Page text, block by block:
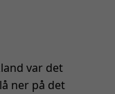
var det
ner på det